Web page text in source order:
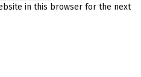
in this browser for the next